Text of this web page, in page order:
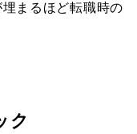
まるほど転職時の
ク